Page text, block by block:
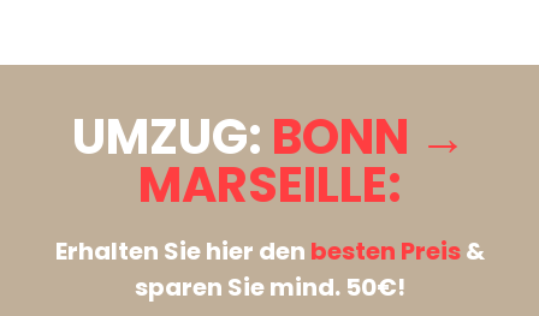
UMZUG: BONN →
MARSEILLE:
Erhalten Sie hier den besten Preis&
sparen Sie mind. 50€!